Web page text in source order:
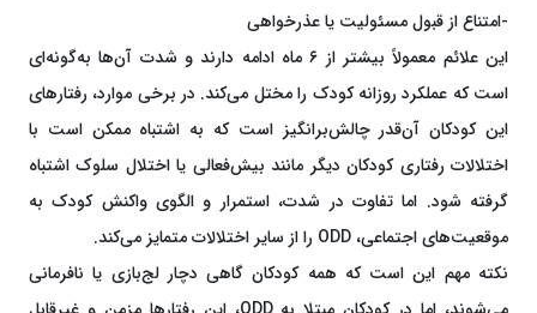
-امتناع از قبول مسئولیت یا عذرخواهی
این علائم معمولاً بیشتر از ۶ ماه ادامه دارند و شدت آن‌ها به‌گونه‌ای
است که عملکرد روزانه کودک را مختل می‌کند. در برخی موارد، رفتارهای
این کودکان آن‌قدر چالش‌برانگیز است که به اشتباه ممکن است با
اختلالات رفتاری کودکان دیگر مانند بیش‌فعالی یا اختلال سلوک اشتباه
گرفته شود. اما تفاوت در شدت، استمرار و الگوی واکنش کودک به
موقعیت‌های اجتماعی، ODD را از سایر اختلالات متمایز می‌کند.
نکته مهم این است که همه کودکان گاهی دچار لج‌بازی یا نافرمانی